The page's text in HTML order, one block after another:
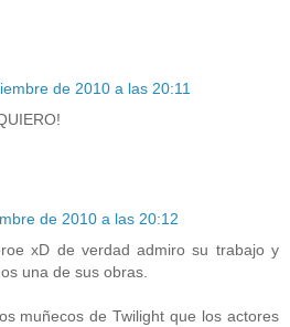
de 2010 a las 20:11
de 2010 a las 20:12
xD de verdad admiro su trabajo y
una de sus obras.
muñecos de Twilight que los actores